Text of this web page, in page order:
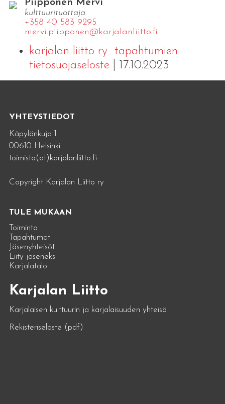
Piipponen Mervi
kulttuurituottaja
+358 40 583 9295
mervi.​piipponen@​kar​jala​nlii​tto.​fi
karjalan-liitto-ry_tapahtumien-
tietosuojaseloste| 17.10.2023
YHTEYSTIEDOT
Käpylänkuja 1
00610 Helsinki
toimisto(at)karjalanliitto.fi
Copyright Karjalan Liitto ry
TULE MUKAAN
Toiminta
Tapahtumat
Jäsenyhteisöt
Liity jäseneksi
Karjalatalo
Karjalan Liitto
Karjalaisen kulttuurin ja karjalaisuuden yhteisö
Rekisteriseloste (pdf)